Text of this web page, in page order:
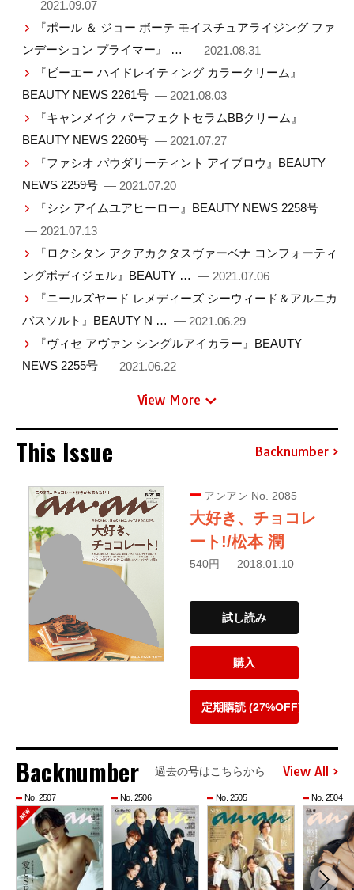
— 2021.09.07
『ポール ＆ ジョー ボーテ モイスチュアライジング ファ
ンデーション プライマー』 … — 2021.08.31
『ビーエー ハイドレイティング カラークリーム』
BEAUTY NEWS 2261号 — 2021.08.03
『キャンメイク パーフェクトセラムBBクリーム』
BEAUTY NEWS 2260号 — 2021.07.27
『ファシオ パウダリーティント アイブロウ』BEAUTY
NEWS 2259号 — 2021.07.20
『シシ アイムユアヒーロー』BEAUTY NEWS 2258号
— 2021.07.13
『ロクシタン アクアカクタスヴァーベナ コンフォーティ
ングボディジェル』BEAUTY … — 2021.07.06
『ニールズヤード レメディーズ シーウィード＆アルニカ
バスソルト』BEAUTY N … — 2021.06.29
『ヴィセ アヴァン シングルアイカラー』BEAUTY
NEWS 2255号 — 2021.06.22
View More
This Issue Backnumber
アンアン No. 2085
大好き、チョコレ
ート!/松本 潤
540円 — 2018.01.10
試し読み
購入
定期購読 (27%OFF)
Backnumber 過去の号はこちらから View All
No. 2507 No. 2506 No. 2505 No. 2504